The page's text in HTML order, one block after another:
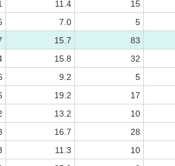
11.4 15
7.0 5
15.7 83
15.8 32
9.2 5
19.2 17
13.2 10
16.7 28
11.3 10